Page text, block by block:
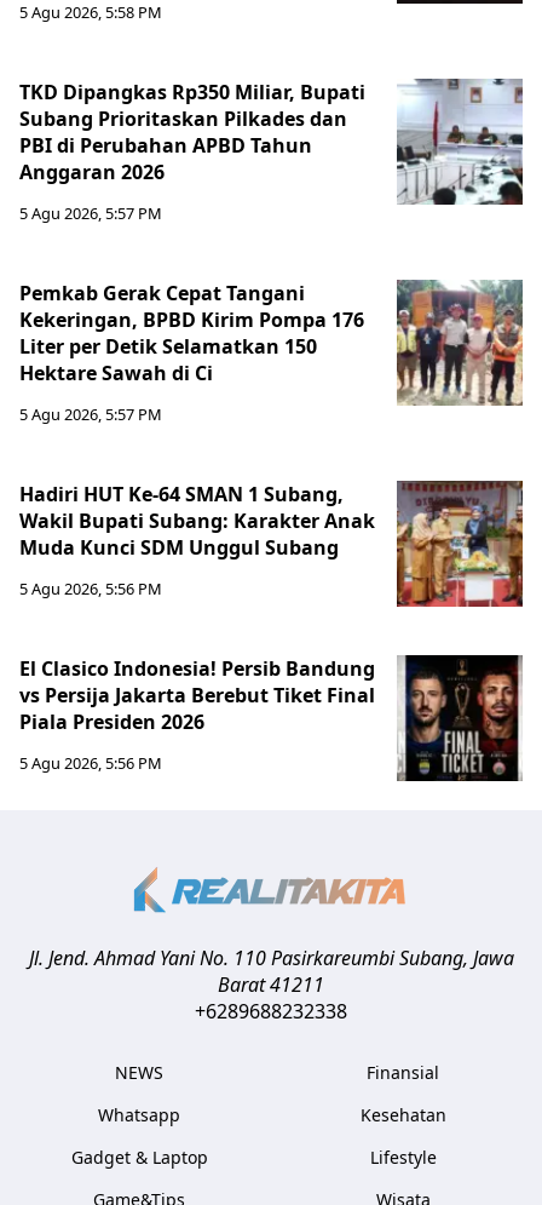
5 Agu 2026, 5:58 PM
TKD Dipangkas Rp350 Miliar, Bupati
Subang Prioritaskan Pilkades dan
PBI di Perubahan APBD Tahun
Anggaran 2026
5 Agu 2026, 5:57 PM
Pemkab Gerak Cepat Tangani
Kekeringan, BPBD Kirim Pompa 176
Liter per Detik Selamatkan 150
Hektare Sawah di Ci
5 Agu 2026, 5:57 PM
Hadiri HUT Ke-64 SMAN 1 Subang,
Wakil Bupati Subang: Karakter Anak
Muda Kunci SDM Unggul Subang
5 Agu 2026, 5:56 PM
El Clasico Indonesia! Persib Bandung
vs Persija Jakarta Berebut Tiket Final
Piala Presiden 2026
5 Agu 2026, 5:56 PM
Jl. Jend. Ahmad Yani No. 110 Pasirkareumbi Subang, Jawa
Barat41211
+6289688232338
NEWS
Whatsapp
Gadget & Laptop
Game&Tips
Finansial
Kesehatan
Lifestyle
Wisata